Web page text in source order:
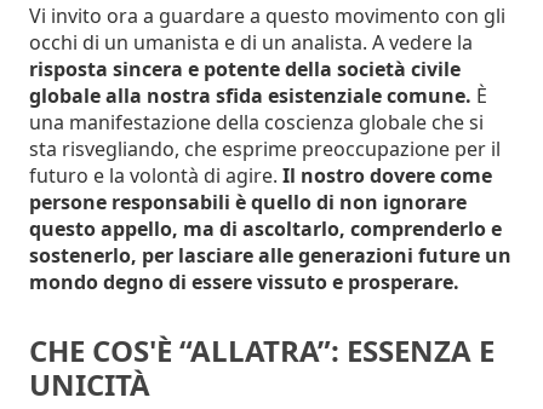
Vi invito ora a guardare a questo movimento con gli
occhi di un umanista e di un analista. A vedere la
risposta sincera e potente della società civile
globale alla nostra sfida esistenziale comune. È
una manifestazione della coscienza globale che si
sta risvegliando, che esprime preoccupazione per il
futuro e la volontà di agire. Il nostro dovere come
persone responsabili è quello di non ignorare
questo appello, ma di ascoltarlo, comprenderlo e
sostenerlo, per lasciare alle generazioni future un
mondo degno di essere vissuto e prosperare.
CHE COS'È “ALLATRA”: ESSENZA E
UNICITÀ